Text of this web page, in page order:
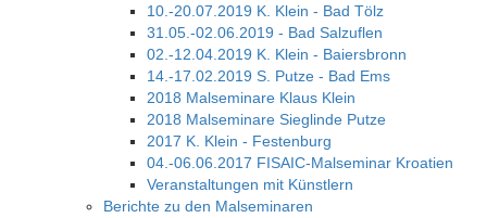
10.-20.07.2019 K. Klein - Bad Tölz
31.05.-02.06.2019 - Bad Salzuflen
02.-12.04.2019 K. Klein - Baiersbronn
14.-17.02.2019 S. Putze - Bad Ems
2018 Malseminare Klaus Klein
2018 Malseminare Sieglinde Putze
2017 K. Klein - Festenburg
04.-06.06.2017 FISAIC-Malseminar Kroatien
Veranstaltungen mit Künstlern
Berichte zu den Malseminaren